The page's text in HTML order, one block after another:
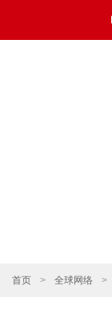
首页 > 全球网络 >